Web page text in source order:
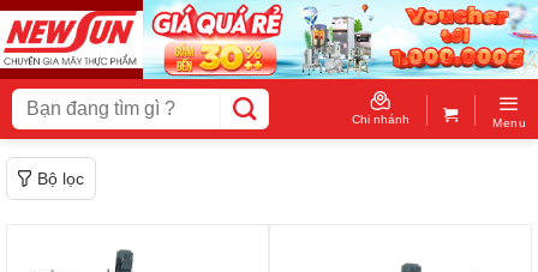
Skip
to
content
Tìm
kiếm:
Chi nhánh Menu
Bộ lọc